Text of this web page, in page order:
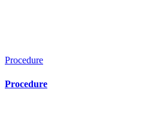
Procedure
Procedure